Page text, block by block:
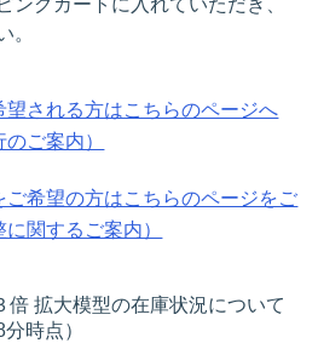
ングカートに入れていただき、
。
望される方はこちらのページへ
ご案内）
ご希望の方はこちらのページをご
関するご案内）
倍 拡大模型の在庫状況について
時点）